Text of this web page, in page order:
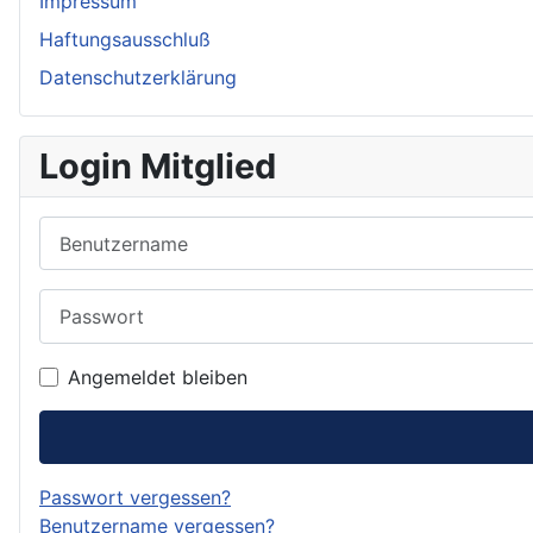
Haftungsausschluß
Datenschutzerklärung
Login Mitglied
Angemeldet bleiben
Passwort vergessen?
Benutzername vergessen?